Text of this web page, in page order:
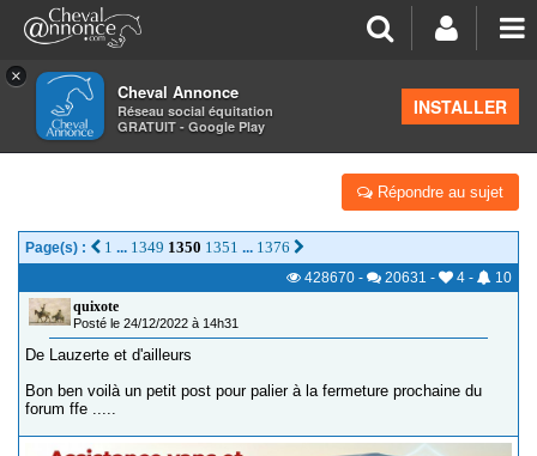
×
Cheval Annonce
Réseau social équitation
GRATUIT - Google Play
INSTALLER
>Les groupes régionaux>Midi Pyrénées
LES TOUJOURS FOLLES
Répondre au sujet
Page(s) : 1 ... 1349 1350 1351 ... 1376
428670 - 20631 - 4 -
10
quixote
Posté le 24/12/2022 à 14h31
De Lauzerte et d'ailleurs
Bon ben voilà un petit post pour palier à la fermeture prochaine du
forum ffe .....